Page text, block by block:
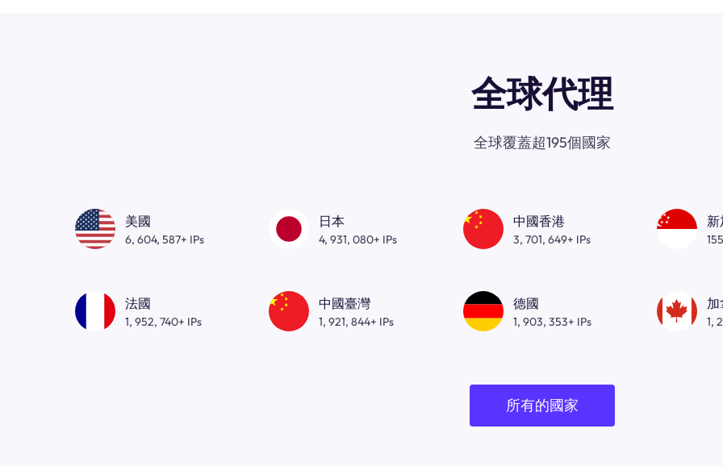
全球代理
全球覆蓋超195個國家
美國
6, 604, 587+ IPs
日本
4, 931, 080+ IPs
中國香港
3, 701, 649+ IPs
新
法國
1, 952, 740+ IPs
中國臺灣
1, 921, 844+ IPs
德國
1, 903, 353+ IPs
加
1,
所有的國家